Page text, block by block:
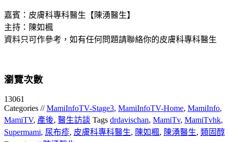
嘉賓：皮膚科專科醫生【陳湧醫生】
主持：陳如楓
資料只可作參考，如有任何問題請聯絡你的皮膚科專科醫生
瀏覽次數
13061
Categories //MamiInfoTV-Stage3, MamiInfoTV-Home, MamiInfo,
MamiTV, 產後, 醫生訪談 Tags drdavischan, MamiTv, MamiTvhk,
Supermami, 尿布疹, 皮膚科專科醫生, 陳如楓, 陳湧醫生, 類固醇